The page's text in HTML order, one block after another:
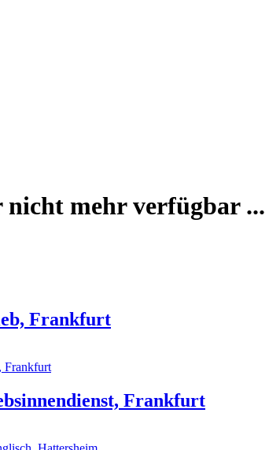
nicht mehr verfügbar ...
Frankfurt
Frankfurt